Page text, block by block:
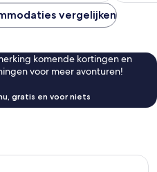
vergelijken
komende kortingen en
voor meer avonturen!
gratis en voor niets